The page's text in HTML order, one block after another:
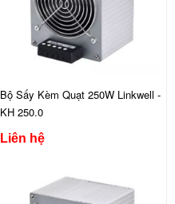
Bộ Sấy Kèm Quạt 250W Linkwell -
KH 250.0
Liên hệ